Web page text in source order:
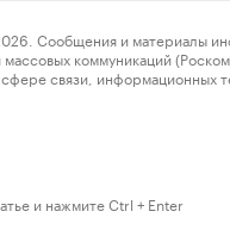
и материалы
коммуникаций
связи,
и нажмите Ctrl + Enter